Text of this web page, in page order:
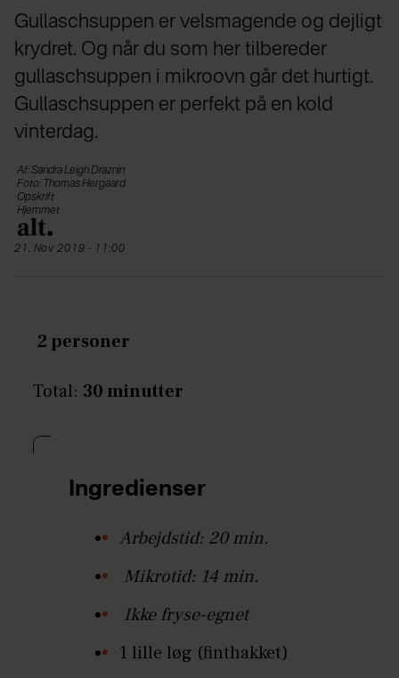
Gullaschsuppen er velsmagende og dejligt
krydret. Og når du som her tilbereder
gullaschsuppen i mikroovn går det hurtigt.
Gullaschsuppen er perfekt på en kold
vinterdag.
Af: Sandra Leigh Draznin
Foto: Thomas Hergaard
Opskrift
Hjemmet
21. Nov 2019 - 11:00
2 personer
Total: 30 minutter
Ingredienser
Arbejdstid: 20 min.
Mikrotid: 14 min.
Ikke fryse-egnet
1 lille løg (finthakket)